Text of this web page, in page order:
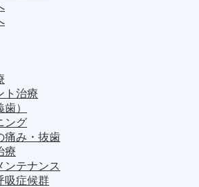
ト治療
）
ング
痛み・抜歯
療
ンテナンス
吸症候群